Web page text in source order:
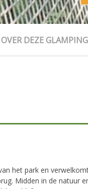
OVER DEZE GLAMPING
het park en
Midden in de natuur